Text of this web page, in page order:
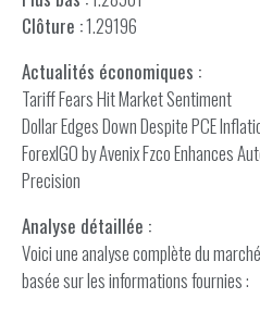
Clôture :1.29196
Actualités économiques :
Tariff Fears Hit Market Sentiment
Dollar Edges Down Despite PCE
ForexIGO by Avenix Fzco Enhances
Precision
Analyse détaillée :
Voici une analyse complète du
basée sur les informations fournies :